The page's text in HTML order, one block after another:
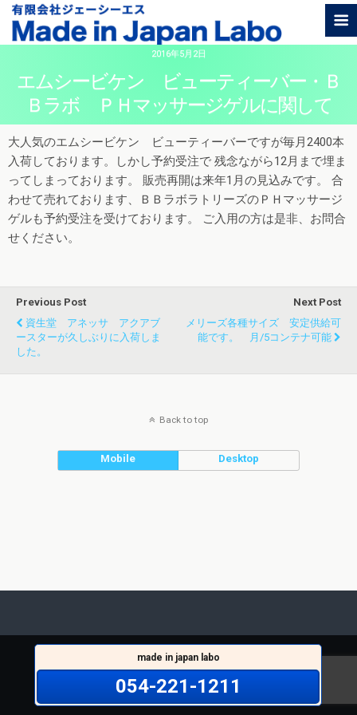
2016年5月2日
エムシービケン ビューティーバー・Ｂ
Ｂラボ ＰＨマッサージゲルに関して
大人気のエムシービケン ビューティーバーですが毎月2400本
入荷しております。しかし予約受注で 残念ながら12月まで埋ま
ってしまっております。 販売再開は来年1月の見込みです。 合
わせて売れております、ＢＢラボラトリーズのＰＨマッサージ
ゲルも予約受注を受けております。 ご入用の方は是非、お問合
せください。
Previous Post
資生堂 アネッサ アクアブ
ースターが久しぶりに入荷しま
した。
Next Post
メリーズ各種サイズ 安定供給可
能です。 月/5コンテナ可能
Back to top
Mobile Desktop
made in japan labo
054-221-1211